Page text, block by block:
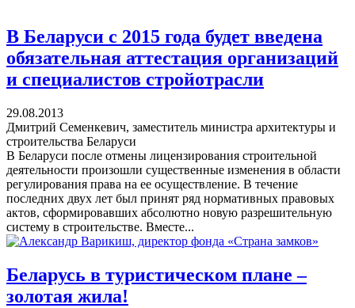
В Беларуси с 2015 года будет введена
обязательная аттестация организаций
и специалистов стройотрасли
29.08.2013
Дмитрий Семенкевич, заместитель министра архитектуры и
строительства Беларуси
В Беларуси после отмены лицензирования строительной
деятельности произошли существенные изменения в области
регулирования права на ее осуществление. В течение
последних двух лет был принят ряд нормативных правовых
актов, сформировавших абсолютно новую разрешительную
систему в строительстве. Вместе...
Беларусь в туристическом плане –
золотая жила!